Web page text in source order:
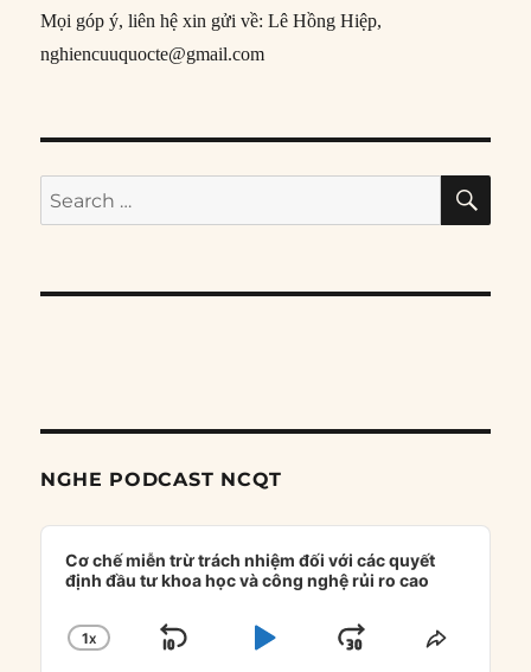
Mọi góp ý, liên hệ xin gửi về: Lê Hồng Hiệp,
nghiencuuquocte@gmail.com
Search
for:
NGHE PODCAST NCQT
Audio
Player
Cơ chế miễn trừ trách nhiệm đối với các quyết
định đầu tư khoa học và công nghệ rủi ro cao
CHANGE
1X
SKIP
PLAYJUMPSHARE